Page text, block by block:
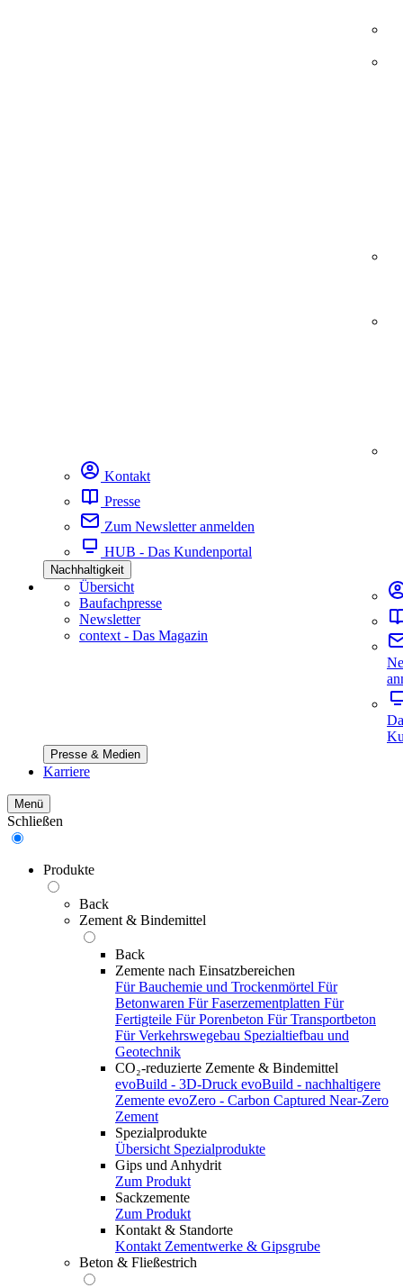
Kontakt
Presse
Zum Newsletter anmelden
HUB - Das Kundenportal
Nachhaltigkeit
Übersicht
Baufachpresse
Newsletter
context - Das Magazin
Presse & Medien
Karriere
Menü
Schließen
Produkte
Back
Zement & Bindemittel
Back
Zemente nach Einsatzbereichen
Für Bauchemie und Trockenmörtel Für
Betonwaren Für Faserzementplatten Für
Fertigteile Für Porenbeton Für Transportbeton
Für Verkehrswegebau Spezialtiefbau und
Geotechnik
CO₂-reduzierte Zemente & Bindemittel
evoBuild - 3D-Druck evoBuild - nachhaltigere
Zemente evoZero - Carbon Captured Near-Zero
Zement
Spezialprodukte
Übersicht Spezialprodukte
Gips und Anhydrit
Zum Produkt
Sackzemente
Zum Produkt
Kontakt & Standorte
Kontakt Zementwerke & Gipsgrube
Beton & Fließestrich